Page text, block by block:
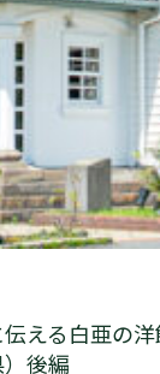
える白亜の
後編